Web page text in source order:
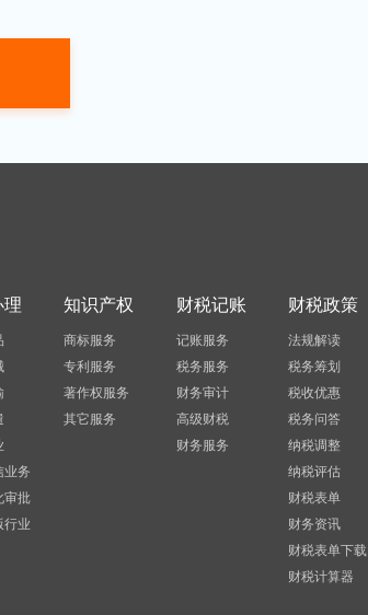
理
业务
审批
行业
知识产权
商标服务
专利服务
著作权服务
其它服务
财税记账
记账服务
税务服务
财务审计
高级财税
财务服务
财税政策
法规解读
税务筹划
税收优惠
税务问答
纳税调整
纳税评估
财税表单
财务资讯
财税表单下载
财税计算器